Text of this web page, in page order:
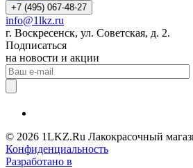
+7 (495) 067-48-27
info@1lkz.ru
г. Воскресенск, ул. Советская, д. 2.
Подписаться
на новости и акции
© 2026 1LKZ.Ru Лакокрасочный
Конфиденциальность
Разработано в